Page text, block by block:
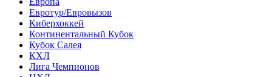
Евротур/Евровызов
Киберхоккей
Континентальный Кубок
Кубок Салея
КХЛ
Лига Чемпионов